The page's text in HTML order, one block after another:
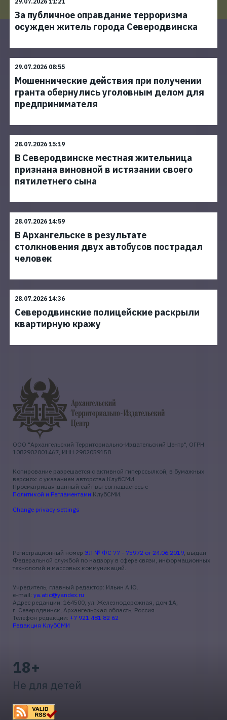
За публичное оправдание терроризма
осужден житель города Северодвинска
29.07.2026 08:55
Мошеннические действия при получении
гранта обернулись уголовным делом для
предпринимателя
28.07.2026 15:19
В Северодвинске местная жительница
признана виновной в истязании своего
пятилетнего сына
28.07.2026 14:59
В Архангельске в результате
столкновения двух автобусов пострадал
человек
28.07.2026 14:36
Северодвинские полицейские раскрыли
квартирную кражу
ООО "Архангельский Территориально-Издательский Центр", ОГРН
1082902001467, ИНН 2902059158.
Копирование разрешается с активной гиперссылкой, в бумажных
версиях: с указанием авторства КлубСМИ.
Просматривая данный сайт вы соглашаетесь с
Политикой и Регламентами КлубСМИ.
Change privacy settings
Регистрационный номер ЭЛ № ФС 77 - 75972 от 24.06.2019, выдан
Федеральной службой по надзору в сфере связи, информационных
технологий и массовых коммуникаций.
Учредитель, главный редактор: Ильин А.Ю.
e-mail: ya.atic@yandex.ru
Адрес редакции: 164500, ул. Железнодорожная, дом 1А,
г. Северодвинск, Архангельская область, Россия
Телефон редакции: +7 921 481 82 62
Редакция КлубСМИ
18+
Не для детей